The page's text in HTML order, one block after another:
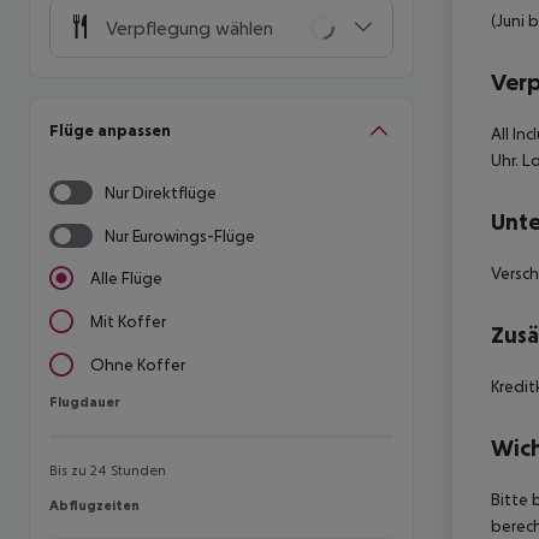
Verpflegung wählen
Flüge anpassen
Nur Direktflüge
Nur Eurowings-Flüge
Alle Flüge
Mit Koffer
Ohne Koffer
Flugdauer
Flugdauer
Bis zu 24 Stunden
Abflugzeiten
Abflugzeiten
(Juni
All
Uhr.
Bitte